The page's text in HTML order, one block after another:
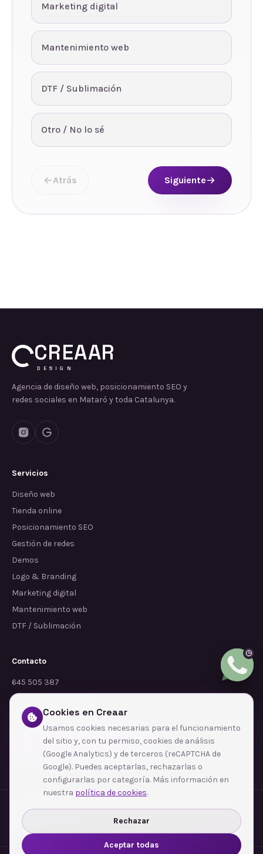
Marketing digital
Mantenimiento web
DTF / Sublimación
Otro / No lo sé
Atrás Siguiente
CREAAR
DESIGN
Agencia de diseño web, posicionamiento SEO y
redes sociales en Mataró y toda Catalunya.
Servicios
Diseño web
Tienda online
Posicionamiento SEO
Gestión de redes
Demos
Logo & Branding
Marketing digital
Mantenimiento web
DTF / Sublimación
Contacto
645 505 387
info@dependalium.com
Mataró (Barcelona)
Déjanos tu reseña en Google
Zonas de cobertura·Barcelona·L'Hospitalet de Llobregat·Terrassa·Badalona
Sabadell
Santa Coloma de Gramenet
Ver todas las zonas →
Cookies en Creaar
Usamos cookies necesarias para el funcionamiento
del sitio y, con tu permiso, cookies de análisis
(Google Analytics) y de terceros (reCAPTCHA de
Google). Puedes aceptarlas, rechazarlas o
configurarlas por categoría. Más información en
nuestra política de cookies.
Rechazar
Aceptar todas